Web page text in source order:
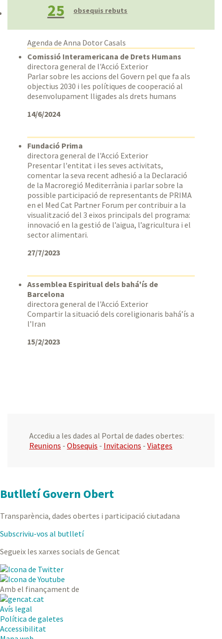
25 obsequis rebuts
Agenda de Anna Dotor Casals
Comissió Interamericana de Drets Humans
directora general de l'Acció Exterior
Parlar sobre les accions del Govern pel que fa als
objectius 2030 i les polítiques de cooperació al
desenvolupament lligades als drets humans
14/6/2024
Fundació Prima
directora general de l'Acció Exterior
Presentar l'entitat i les seves activitats,
comentar la seva recent adhesió a la Declaració
de la Macroregió Mediterrània i parlar sobre la
possible participació de representants de PRIMA
en el Med Cat Partner Forum per contribuir a la
visualització del 3 eixos principals del programa:
innovació en la gestió de l’aigua, l’agricultura i el
sector alimentari.
27/7/2023
Assemblea Espiritual dels bahá'ís de
Barcelona
directora general de l'Acció Exterior
Compartir la situació dels coreligionaris bahá’ís a
l’Iran
15/2/2023
Accediu a les dades al Portal de dades obertes:
Reunions - Obsequis - Invitacions - Viatges
Butlletí Govern Obert
Transparència, dades obertes i participació ciutadana
Subscriviu-vos al butlletí
Segueix les xarxes socials de Gencat
Amb el finançament de
.
Obre
en
una
Avís legal
Política de galetes
Accessibilitat